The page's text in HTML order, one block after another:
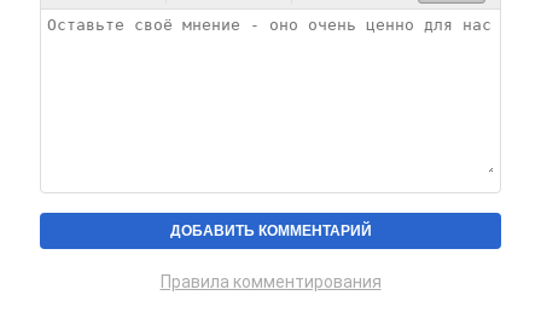
Правила комментирования